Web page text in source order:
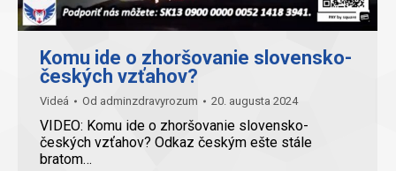
Komu ide o zhoršovanie slovensko-
českých vzťahov?
Videá Od adminzdravyrozum 20. augusta 2024
VIDEO: Komu ide o zhoršovanie slovensko-
českých vzťahov? Odkaz českým ešte stále
bratom…